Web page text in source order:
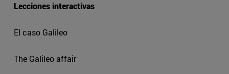
Lecciones interactivas
El caso Galileo
The Galileo affair